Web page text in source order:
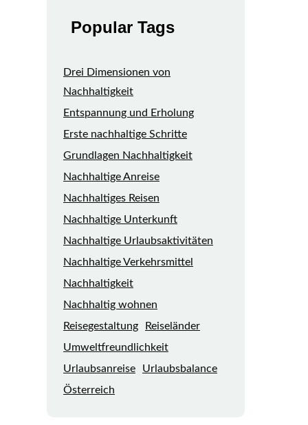
Popular Tags
Drei Dimensionen von
Nachhaltigkeit
Entspannung und Erholung
Erste nachhaltige Schritte
Grundlagen Nachhaltigkeit
Nachhaltige Anreise
Nachhaltiges Reisen
Nachhaltige Unterkunft
Nachhaltige Urlaubsaktivitäten
Nachhaltige Verkehrsmittel
Nachhaltigkeit
Nachhaltig wohnen
Reisegestaltung
Reiseländer
Umweltfreundlichkeit
Urlaubsanreise
Urlaubsbalance
Österreich